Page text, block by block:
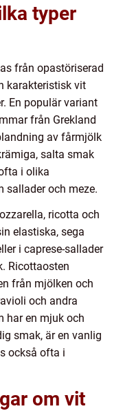
typer
från opastöriserad
karakteristisk vit
En populär variant
från Grekland
av fårmjölk
salta smak
i olika
sallader och meze.
ricotta och
elastiska, sega
i caprese-sallader
Ricottaosten
från mjölken och
och andra
har en mjuk och
smak, är en vanlig
också ofta i
om vit